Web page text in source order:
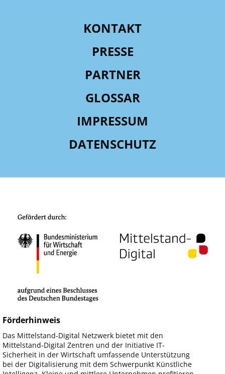
KONTAKT
PRESSE
PARTNER
GLOSSAR
IMPRESSUM
DATENSCHUTZ
Förderhinweis
Das Mittelstand-Digital Netzwerk bietet mit den
Mittelstand-Digital Zentren und der Initiative IT-
Sicherheit in der Wirtschaft umfassende Unterstützung
bei der Digitalisierung mit dem Schwerpunkt Künstliche